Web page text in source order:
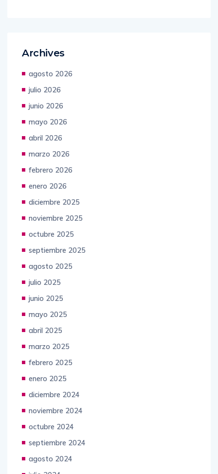
Archives
agosto 2026
julio 2026
junio 2026
mayo 2026
abril 2026
marzo 2026
febrero 2026
enero 2026
diciembre 2025
noviembre 2025
octubre 2025
septiembre 2025
agosto 2025
julio 2025
junio 2025
mayo 2025
abril 2025
marzo 2025
febrero 2025
enero 2025
diciembre 2024
noviembre 2024
octubre 2024
septiembre 2024
agosto 2024